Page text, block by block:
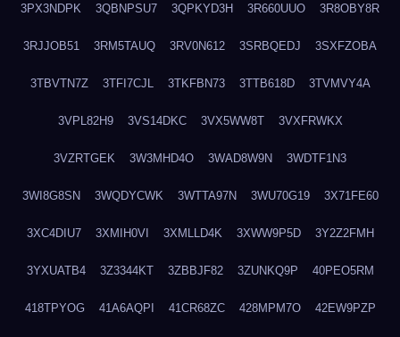
3PX3NDPK 3QBNPSU7 3QPKYD3H 3R660UUO 3R8OBY8R
3RJJOB51 3RM5TAUQ 3RV0N612 3SRBQEDJ 3SXFZOBA
3TBVTN7Z 3TFI7CJL 3TKFBN73 3TTB618D 3TVMVY4A
3VPL82H9 3VS14DKC 3VX5WW8T 3VXFRWKX
3VZRTGEK 3W3MHD4O 3WAD8W9N 3WDTF1N3
3WI8G8SN 3WQDYCWK 3WTTA97N 3WU70G19 3X71FE60
3XC4DIU7 3XMIH0VI 3XMLLD4K 3XWW9P5D 3Y2Z2FMH
3YXUATB4 3Z3344KT 3ZBBJF82 3ZUNKQ9P 40PEO5RM
418TPYOG 41A6AQPI 41CR68ZC 428MPM7O 42EW9PZP